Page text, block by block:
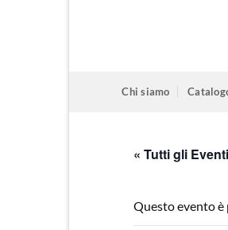
Chi siamo
« Tutti gli Eventi
Questo evento è